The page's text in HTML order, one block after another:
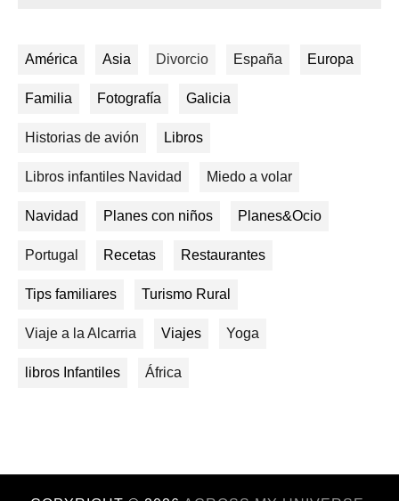
América Asia Divorcio España Europa
Familia Fotografía Galicia
Historias de avión Libros
Libros infantiles Navidad Miedo a volar
Navidad Planes con niños Planes&Ocio
Portugal Recetas Restaurantes
Tips familiares Turismo Rural
Viaje a la Alcarria Viajes Yoga
libros Infantiles África